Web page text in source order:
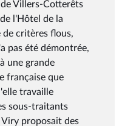
Villers-Cotterêts
l'Hôtel de la
critères flous,
pas été démontrée,
une grande
française que
travaille
sous-traitants
proposait des